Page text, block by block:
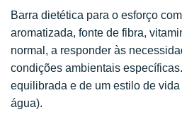
Barra dietética para o esforço
aromatizada, fonte de fibra,
normal, a responder às
condições ambientais
equilibrada e de um estilo de
água).